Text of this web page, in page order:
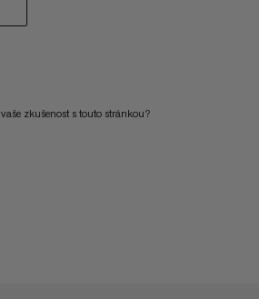
zkušenost s touto stránkou?